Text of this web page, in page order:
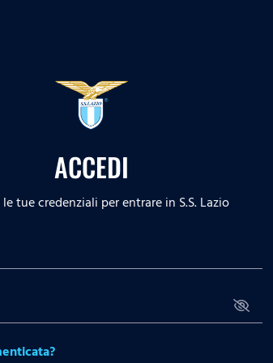
ACCEDI
tue credenziali per entrare in S.S. Lazio